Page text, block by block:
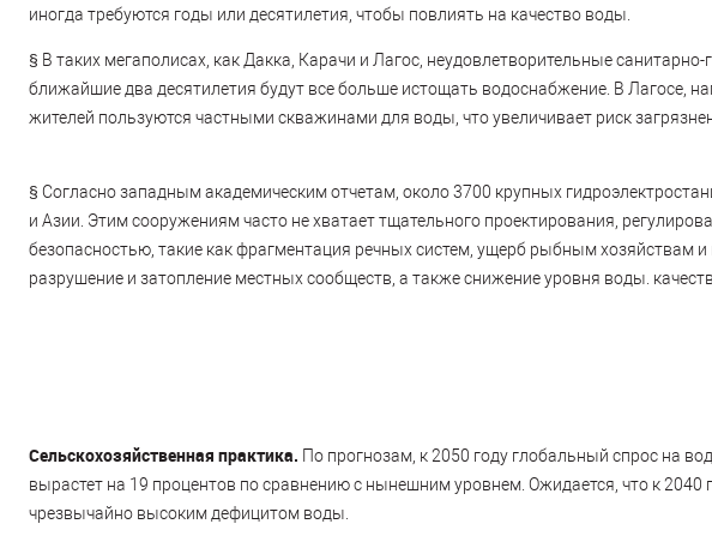
иногда требуются годы или десятилетия, чтобы повлиять на качество воды.
§ В таких мегаполисах, как Дакка, Карачи и Лагос, неудовлетворительные
ближайшие два десятилетия будут все больше истощать водоснабжение. В Лагосе,
жителей пользуются частными скважинами для воды, что увеличивает риск
§ Согласно западным академическим отчетам, около 3700 крупных
и Азии. Этим сооружениям часто не хватает тщательного проектирования,
безопасностью, такие как фрагментация речных систем, ущерб рыбным хозяйствам
разрушение и затопление местных сообществ, а также снижение уровня воды.
Сельскохозяйственная практика. По прогнозам, к 2050 году глобальный спрос на
вырастет на 19 процентов по сравнению с нынешним уровнем. Ожидается, что к 2040
чрезвычайно высоким дефицитом воды.